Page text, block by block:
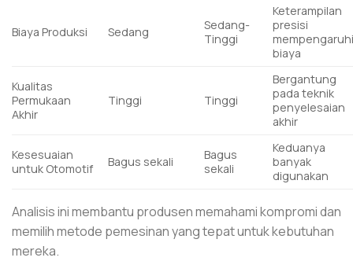
Biaya Produksi Sedang
Sedang-
Tinggi
Keterampilan
presisi
biaya
Kualitas
Permukaan
Akhir
Tinggi Tinggi
Bergantung
pada teknik
penyelesaian
akhir
Kesesuaian
untuk Otomotif
Bagus sekali
Bagus
sekali
Keduanya
banyak
digunakan
Analisis ini membantu produsen memahami kompromi dan
memilih metode pemesinan yang tepat untuk kebutuhan
mereka.